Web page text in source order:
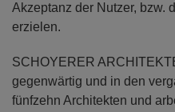
Akzeptanz der Nutzer, bzw.
erzielen.
SCHOYERER
gegenwärtig und in den
fünfzehn Architekten und